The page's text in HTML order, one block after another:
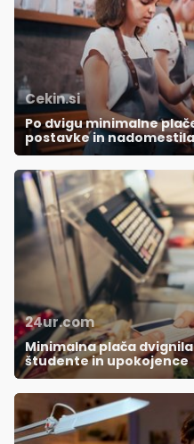
Cekin.si
Po dvigu minimalne
postavke in
24ur.com
Minimalna plača
študente in upokojence